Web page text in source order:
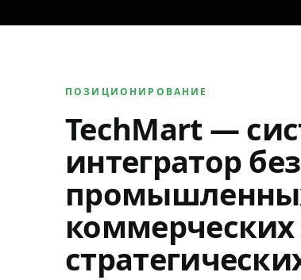
ПОЗИЦИОНИРОВАНИЕ
TechMart —
интегратор